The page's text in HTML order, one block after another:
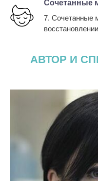
Сочетанные
7. Сочетанные
АВТОР И